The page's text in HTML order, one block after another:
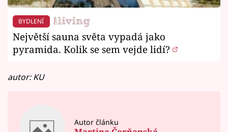
BYDLENÍ
Největší sauna světa vypadá jako
pyramida. Kolik se sem vejde lidí?
autor: KU
Autor článku